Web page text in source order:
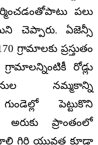
పలు
చెప్పారు. ఏజెన్సీ
గ్రామాలకు ప్రస్తుతం
రోడ్లు
నమ్మకాన్ని
పెట్టుకొని
అరుకు ప్రాంతంలో
గిరి యువత కూడా